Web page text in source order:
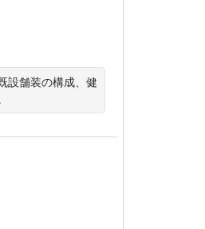
設舗装の構成、健